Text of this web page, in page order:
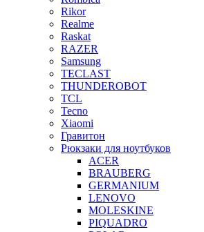
Rikor
Realme
Raskat
RAZER
Samsung
TECLAST
THUNDEROBOT
TCL
Tecno
Xiaomi
Гравитон
Рюкзаки для ноутбуков
ACER
BRAUBERG
GERMANIUM
LENOVO
MOLESKINE
PIQUADRO